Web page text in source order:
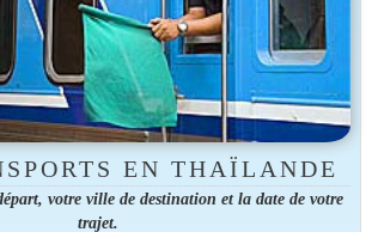
EN THAÏLANDE
votre ville de destination et la date de votre
trajet.